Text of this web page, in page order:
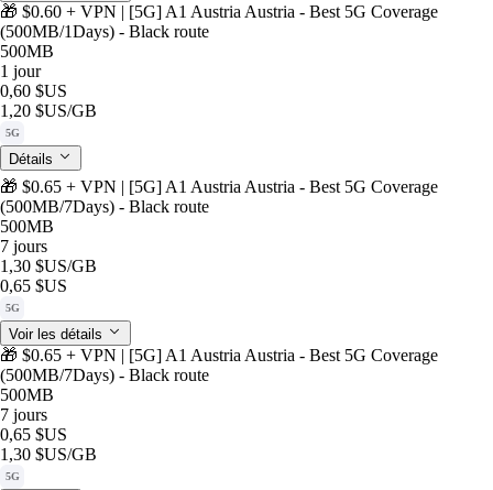
🎁 $0.60 + VPN | [5G] A1 Austria Austria - Best 5G Coverage
(500MB/1Days) - Black route
500MB
1 jour
0,60 $US
1,20 $US/GB
5G
Détails
🎁 $0.65 + VPN | [5G] A1 Austria Austria - Best 5G Coverage
(500MB/7Days) - Black route
500MB
7 jours
1,30 $US/GB
0,65 $US
5G
Voir les détails
🎁 $0.65 + VPN | [5G] A1 Austria Austria - Best 5G Coverage
(500MB/7Days) - Black route
500MB
7 jours
0,65 $US
1,30 $US/GB
5G